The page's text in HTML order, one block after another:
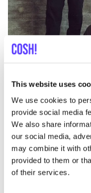
This website uses
We use cookies to
provide social media
We also share
our social media,
may combine it with
provided to them or
of their services.